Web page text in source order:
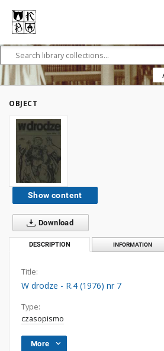
OBJECT
Show content
Download
DESCRIPTION INFORMATION
Title:
W drodze - R.4 (1976) nr 7
Type:
czasopismo
More